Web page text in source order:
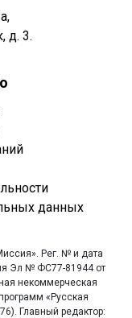
д. 3.
данных
Рег. № и дата
Эл № ФС77-81944 от
некоммерческая
«Русская
Главный редактор: